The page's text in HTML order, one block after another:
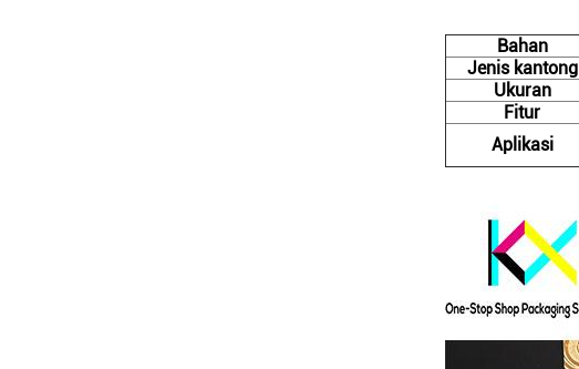
Bahan
Jenis kantong
Ukuran
Fitur
Aplikasi